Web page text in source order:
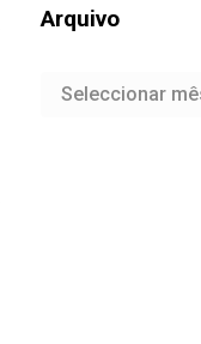
Arquivo
Arquivo